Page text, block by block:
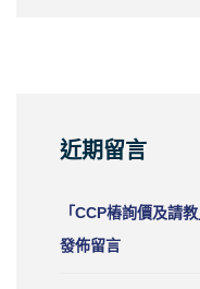
近期留言
「CCP樁詢價及請教
發佈留言